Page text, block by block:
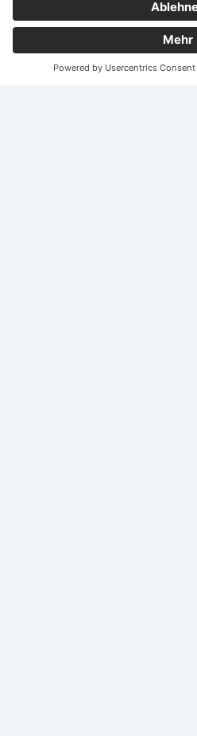
Anforderungen stehen